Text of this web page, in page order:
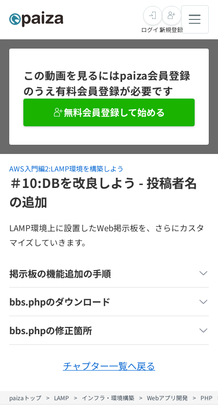
求人検索
インタビュー
転職成功ガイド
転職エージェント
未経験転職
インタビュー
転職成功ガイド
本選考
インターン
新卒エージェント
学習
講座一覧
問題集
4択課題
リファレンス
プラン
スキルチェック
プログラミング言語
SQL
ゲーム・マンガ
メディア
paiza times
note
ログイン新規登録
この動画を見るにはpaiza会員登録
のうえ有料会員登録が必要です
無料会員登録して始める
AWS入門編2:LAMP環境を構築しよう
＃10:DBを改良しよう - 投稿者名
の追加
LAMP環境上に設置したWeb掲示板を、さらにカスタ
マイズしていきます。
掲示板の機能追加の手順
bbs.phpのダウンロード
bbs.phpの修正箇所
チャプター一覧へ戻る
paizaトップ LAMP インフラ・環境構築 Webアプリ開発 PHP